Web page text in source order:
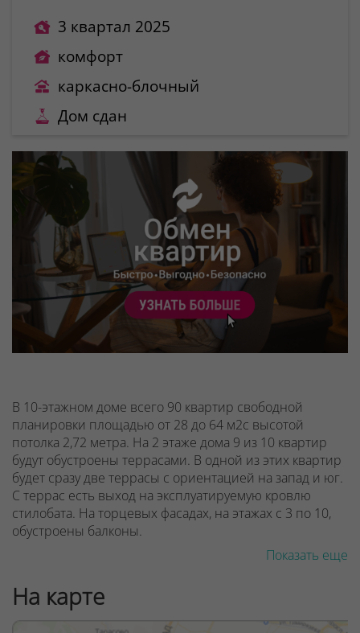
3 квартал 2025
комфорт
каркасно-блочный
Дом сдан
В 10-этажном доме всего 90 квартир свободной
планировки площадью от 28 до 64 м2с высотой
потолка 2,72 метра. На 2 этаже дома 9 из 10 квартир
будут обустроены террасами. В одной из этих квартир
будет сразу две террасы с ориентацией на запад и юг.
С террас есть выход на эксплуатируемую кровлю
стилобата. На торцевых фасадах, на этажах с 3 по 10,
обустроены балконы.
При входе в подъезд редусмотрено всего несколько
ограниченными возможностями. Внутри дома - будет
просторное (более 50 м2) дизайнерское лобби с
Показать еще
На карте